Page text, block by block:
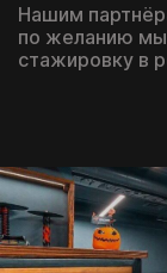
Нашим
по желанию мы
стажировку в